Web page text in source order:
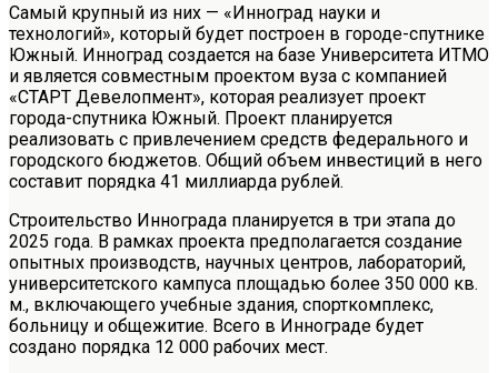
Самый крупный из них — «Инноград науки и
технологий», который будет построен в городе-спутнике
Южный. Инноград создается на базе Университета ИТМО
и является совместным проектом вуза с компанией
«СТАРТ Девелопмент», которая реализует проект
города-спутника Южный. Проект планируется
реализовать с привлечением средств федерального и
городского бюджетов. Общий объем инвестиций в него
составит порядка 41 миллиарда рублей.
Строительство Иннограда планируется в три этапа до
2025 года. В рамках проекта предполагается создание
опытных производств, научных центров, лабораторий,
университетского кампуса площадью более 350 000 кв.
м., включающего учебные здания, спорткомплекс,
больницу и общежитие. Всего в Иннограде будет
создано порядка 12 000 рабочих мест.